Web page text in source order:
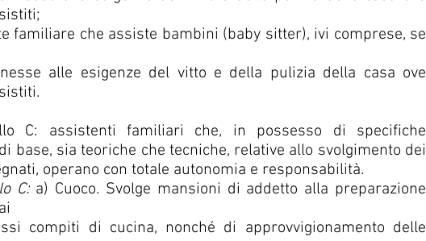
C: assistenti familiari che, in possesso di specifiche
base, sia teoriche che tecniche, relative allo svolgimento dei
operano con totale autonomia e responsabilità.
C: a) Cuoco. Svolge mansioni di addetto alla preparazione
compiti di cucina, nonché di approvvigionamento delle